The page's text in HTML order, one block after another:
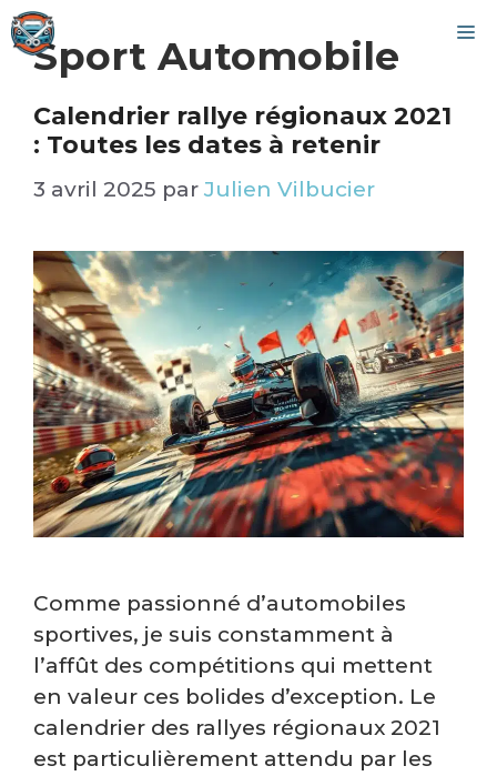
Aller
au
contenu
Sport Automobile
Calendrier rallye régionaux 2021
: Toutes les dates à retenir​
3 avril 2025 par Julien Vilbucier
Comme passionné d’automobiles
sportives, je suis constamment à
l’affût des compétitions qui mettent
en valeur ces bolides d’exception. Le
calendrier des rallyes régionaux 2021
est particulièrement attendu par les